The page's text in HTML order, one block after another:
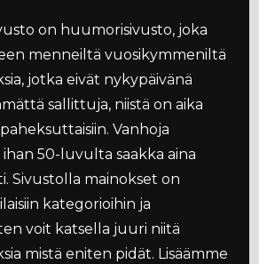
on huumorisivusto, joka
menneiltä vuosikymmeniltä
jotka eivät nykypäivänä
sallittuja, niistä on aika
Vanhoja
50-luvulta saakka aina
Sivustolla mainokset on
kategorioihin ja
voit katsella juuri niitä
mistä eniten pidät. Lisäämme